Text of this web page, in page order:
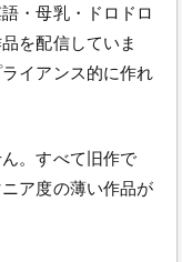
・母乳・ドロドロ
を配信していま
イアンス的に作れ
。すべて旧作で
ア度の薄い作品が